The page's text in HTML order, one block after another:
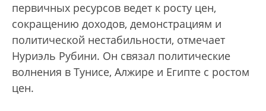
первичных ресурсов ведет к росту цен,
сокращению доходов, демонстрациям и
политической нестабильности, отмечает
Нуриэль Рубини. Он связал политические
волнения в Тунисе, Алжире и Египте с ростом
цен.